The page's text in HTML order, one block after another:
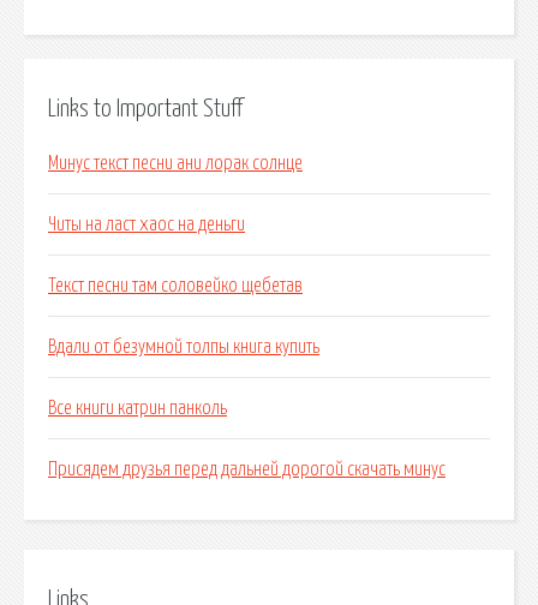
Links to Important Stuff
Минус текст песни ани лорак солнце
Читы на ласт хаос на деньги
Текст песни там соловейко щебетав
Вдали от безумной толпы книга купить
Все книги катрин панколь
Присядем друзья перед дальней дорогой скачать минус